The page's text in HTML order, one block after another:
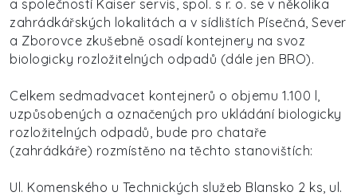
a společností Kaiser servis, spol. s r. o. se v několika
zahrádkářských lokalitách a v sídlištích Písečná, Sever
a Zborovce zkušebně osadí kontejnery na svoz
biologicky rozložitelných odpadů (dále jen BRO).
Celkem sedmadvacet kontejnerů o objemu 1.100 l,
uzpůsobených a označených pro ukládání biologicky
rozložitelných odpadů, bude pro chataře
(zahrádkáře) rozmístěno na těchto stanovištích:
Ul. Komenského u Technických služeb Blansko 2 ks, ul.